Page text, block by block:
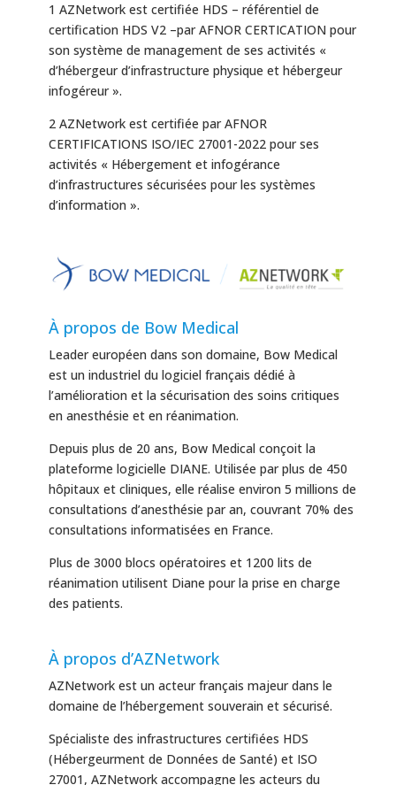
1 AZNetwork est certifiée HDS – référentiel de
certification HDS V2 –par AFNOR CERTICATION pour
son système de management de ses activités «
d’hébergeur d’infrastructure physique et hébergeur
infogéreur ».
2 AZNetwork est certifiée par AFNOR
CERTIFICATIONS ISO/IEC 27001-2022 pour ses
activités « Hébergement et infogérance
d’infrastructures sécurisées pour les systèmes
d’information ».
À propos de Bow Medical
Leader européen dans son domaine, Bow Medical
est un industriel du logiciel français dédié à
l’amélioration et la sécurisation des soins critiques
en anesthésie et en réanimation.
Depuis plus de 20 ans, Bow Medical conçoit la
plateforme logicielle DIANE. Utilisée par plus de 450
hôpitaux et cliniques, elle réalise environ 5 millions de
consultations d’anesthésie par an, couvrant 70% des
consultations informatisées en France.
Plus de 3000 blocs opératoires et 1200 lits de
réanimation utilisent Diane pour la prise en charge
des patients.
À propos d’AZNetwork
AZNetwork est un acteur français majeur dans le
domaine de l’hébergement souverain et sécurisé.
Spécialiste des infrastructures certifiées HDS
(Hébergeurment de Données de Santé) et ISO
27001, AZNetwork accompagne les acteurs du